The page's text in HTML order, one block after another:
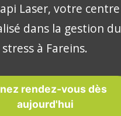
Laser, votre centre
dans la gestion du
stress à Fareins.
rendez-vous dès
aujourd'hui